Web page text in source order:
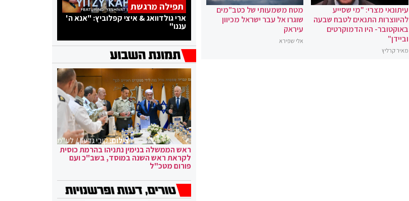
עיתונאי מצרי: "מי שסייע
להיווצרות התנאים לטבח שבעה
באוקטובר- היו הדמוקרטים
וביידן"
מאיר קרליץ
מטח משמעותי של כטב"מים
שוגרו אל עבר ישראל מכיוון
עיראק
אלי שפירא
תפילה מרגשת
ארי גולדוואג & איצי קפלוביץ: "אנא ה'
עננו"
צילום:קובי גדעון / לע"מ
ראש הממשלה בנימין נתניהו בהרמת כוסית
לקראת ראש השנה במוסד, בשב"כ ועם
פורום מטכ"ל